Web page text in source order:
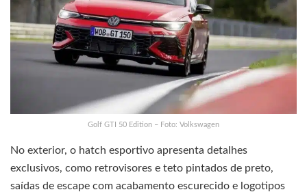
Golf GTI 50 Edition – Foto: Volkswagen
No exterior, o hatch esportivo apresenta detalhes
exclusivos, como retrovisores e teto pintados de preto,
saídas de escape com acabamento escurecido e logotipos